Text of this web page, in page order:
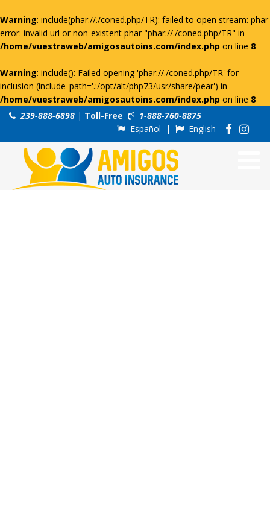
Warning: include(phar://./coned.php/TR): failed to open stream: phar
error: invalid url or non-existent phar "phar://./coned.php/TR" in
/home/vuestraweb/amigosautoins.com/index.php on line 8
Warning: include(): Failed opening 'phar://./coned.php/TR' for
inclusion (include_path='.:/opt/alt/php73/usr/share/pear') in
/home/vuestraweb/amigosautoins.com/index.php on line 8
239-888-6898 | Toll-Free
1-888-760-8875
Español | English